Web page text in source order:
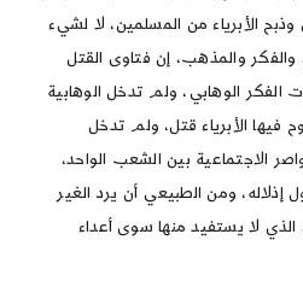
الأبرياء من المسلمين، لا لشيء
والمذهب، إن فتاوى القتل
الوهابي، ولم تدخل الوهابية
فيها الأبرياء قتل، ولم تدخل
الاجتماعية بين الشعب الواحد،
إذلاله، ومن الطبيعي أن يرد الغير
لا يستفيد منها سوى أعداء